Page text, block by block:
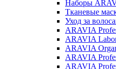
Наборы
Тканевые
Уход за
ARAVIA
ARAVIA
ARAVIA
ARAVIA
ARAVIA